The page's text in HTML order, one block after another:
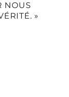
NOUS
»